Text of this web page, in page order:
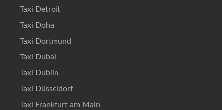
Taxi Detroit
Taxi Doha
Taxi Dortmund
Taxi Dubai
Taxi Dublin
Taxi Düsseldorf
Taxi Frankfurt am Main